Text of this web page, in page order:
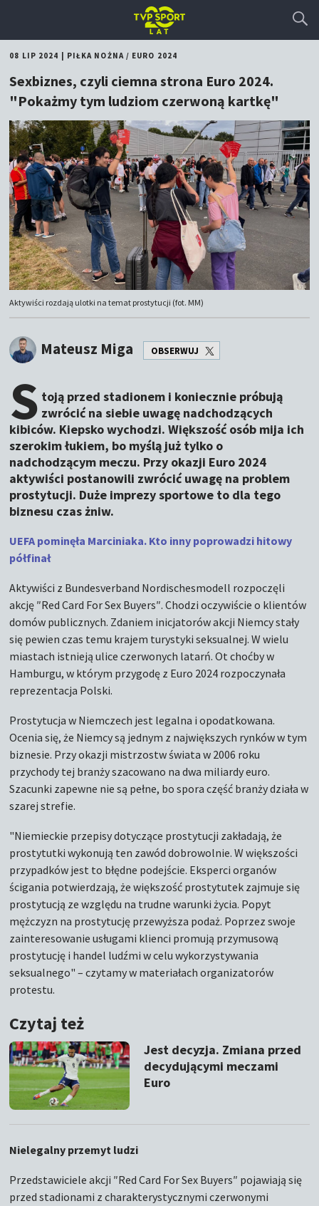
08 LIP 2024 PIŁKA NOŻNA/ EURO 2024
Sexbiznes, czyli ciemna strona Euro 2024.
"Pokażmy tym ludziom czerwoną kartkę"
Aktywiści rozdają ulotki na temat prostytucji (fot. MM)
Mateusz Miga OBSERWUJ
S toją przed stadionem i koniecznie próbują
zwrócić na siebie uwagę nadchodzących
kibiców. Kiepsko wychodzi. Większość osób mija ich
szerokim łukiem, bo myślą już tylko o
nadchodzącym meczu. Przy okazji Euro 2024
aktywiści postanowili zwrócić uwagę na problem
prostytucji. Duże imprezy sportowe to dla tego
biznesu czas żniw.
UEFA pominęła Marciniaka. Kto inny poprowadzi hitowy
półfinał
Aktywiści z Bundesverband Nordischesmodell rozpoczęli
akcję ″Red Card For Sex Buyers″. Chodzi oczywiście o klientów
domów publicznych. Zdaniem inicjatorów akcji Niemcy stały
się pewien czas temu krajem turystyki seksualnej. W wielu
miastach istnieją ulice czerwonych latarń. Ot choćby w
Hamburgu, w którym przygodę z Euro 2024 rozpoczynała
reprezentacja Polski.
Prostytucja w Niemczech jest legalna i opodatkowana.
Ocenia się, że Niemcy są jednym z największych rynków w tym
biznesie. Przy okazji mistrzostw świata w 2006 roku
przychody tej branży szacowano na dwa miliardy euro.
Szacunki zapewne nie są pełne, bo spora część branży działa w
szarej strefie.
"Niemieckie przepisy dotyczące prostytucji zakładają, że
prostytutki wykonują ten zawód dobrowolnie. W większości
przypadków jest to błędne podejście. Eksperci organów
ścigania potwierdzają, że większość prostytutek zajmuje się
prostytucją ze względu na trudne warunki życia. Popyt
mężczyzn na prostytucję przewyższa podaż. Poprzez swoje
zainteresowanie usługami klienci promują przymusową
prostytucję i handel ludźmi w celu wykorzystywania
seksualnego" – czytamy w materiałach organizatorów
protestu.
Czytaj też
Jest decyzja. Zmiana przed
decydującymi meczami
Euro
Nielegalny przemyt ludzi
Przedstawiciele akcji ″Red Card For Sex Buyers″ pojawiają się
przed stadionami z charakterystycznymi czerwonymi